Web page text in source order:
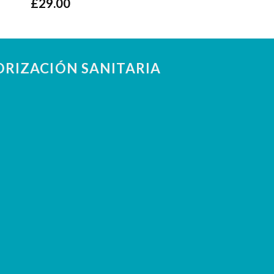
SANITARIA